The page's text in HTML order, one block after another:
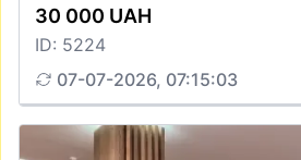
30 000 UAH
ID: 5224
07-07-2026, 07:15:03